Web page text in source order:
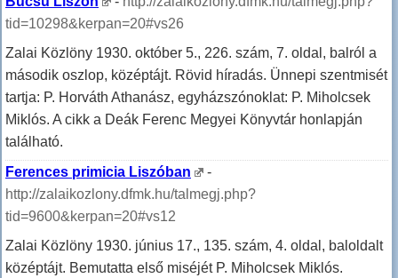
tid=10298&kerpan=20#vs26
Zalai Közlöny 1930. október 5., 226. szám, 7. oldal, balról a
második oszlop, középtájt. Rövid híradás. Ünnepi szentmisét
tartja: P. Horváth Athanász, egyházszónoklat: P. Miholcsek
Miklós. A cikk a Deák Ferenc Megyei Könyvtár honlapján
található.
Ferences primicia Liszóban
-
http://zalaikozlony.dfmk.hu/talmegj.php?
tid=9600&kerpan=20#vs12
Zalai Közlöny 1930. június 17., 135. szám, 4. oldal, baloldalt
középtájt. Bemutatta első miséjét P. Miholcsek Miklós.